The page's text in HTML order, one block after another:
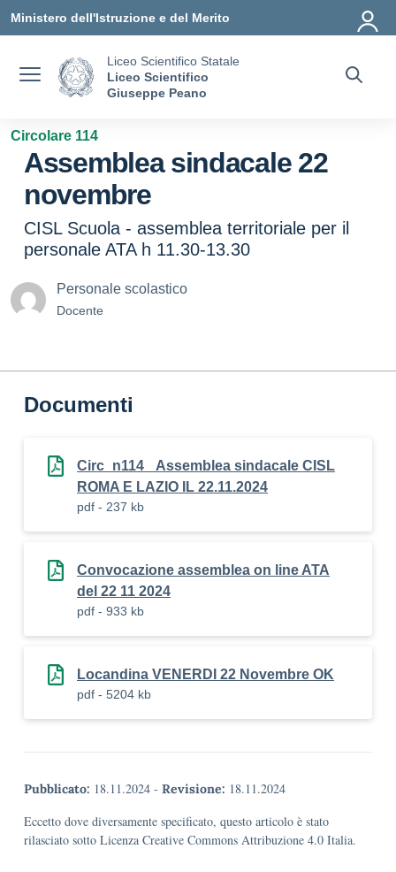
Ministero dell'Istruzione e del Merito
Liceo Scientifico Statale
Liceo Scientifico
Giuseppe Peano
Circolare 114
Assemblea sindacale 22
novembre
CISL Scuola - assemblea territoriale per il
personale ATA h 11.30-13.30
Personale scolastico
Docente
Documenti
Circ_n114 _Assemblea sindacale CISL
ROMA E LAZIO IL 22.11.2024
pdf - 237 kb
Convocazione assemblea on line ATA
del 22 11 2024
pdf - 933 kb
Locandina VENERDI 22 Novembre OK
pdf - 5204 kb
Pubblicato: 18.11.2024 - Revisione: 18.11.2024
Eccetto dove diversamente specificato, questo articolo è stato
rilasciato sotto Licenza Creative Commons Attribuzione 4.0 Italia.